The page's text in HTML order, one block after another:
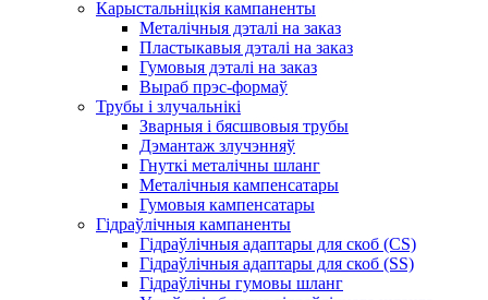
Карыстальніцкія кампаненты
Металічныя дэталі на заказ
Пластыкавыя дэталі на заказ
Гумовыя дэталі на заказ
Выраб прэс-формаў
Трубы і злучальнікі
Зварныя і бясшвовыя трубы
Дэмантаж злучэнняў
Гнуткі металічны шланг
Металічныя кампенсатары
Гумовыя кампенсатары
Гідраўлічныя кампаненты
Гідраўлічныя адаптары для скоб (CS)
Гідраўлічныя адаптары для скоб (SS)
Гідраўлічны гумовы шланг